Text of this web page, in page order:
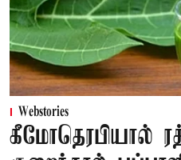
Webstories
கீமோதெரபியால்